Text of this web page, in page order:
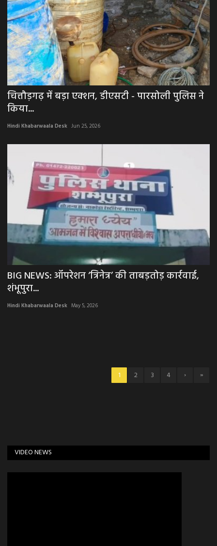
खेल
एजुकेशन & करियर
हेल्थ & लाइफ स्टाइल
वीडियो
Gallery
चित्तौड़गढ़ में बड़ा एक्शन, डीएसटी - पारसोली पुलिस ने
किया...
Hindi Khabarwaala Desk Jun 25, 2026
BIG NEWS: ऑपरेशन ‘त्रिनेत्र’ की ताबड़तोड़ कार्रवाई,
शंभूपुरा...
Hindi Khabarwaala Desk May 5, 2026
1 2 3 4 › »
VIDEO NEWS